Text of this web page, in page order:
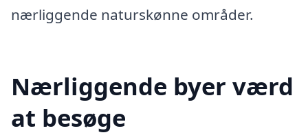
nærliggende naturskønne områder.
Nærliggende byer værd
at besøge